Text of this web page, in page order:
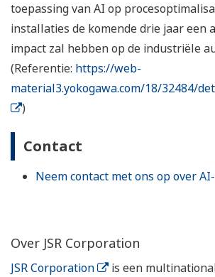
toepassing van AI op
installaties de komende drie jaar een
impact zal hebben op de industriële
(Referentie: https://web-
material3.yokogawa.com/18/32484/
)
Contact
Neem contact met ons op over
Over JSR Corporation
JSR Corporation
is een